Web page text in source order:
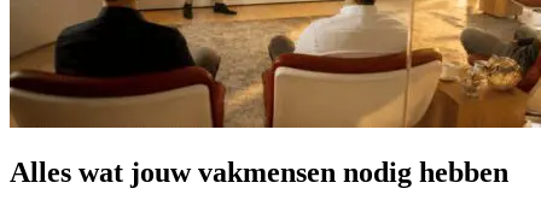
Alles wat jouw vakmensen nodig hebben